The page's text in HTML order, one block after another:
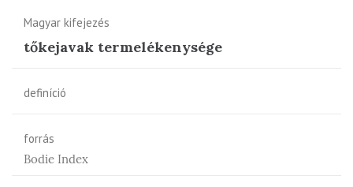
Magyar kifejezés
tőkejavak termelékenysége
definíció
forrás
Bodie Index